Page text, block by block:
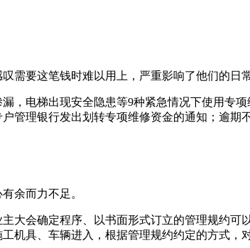
需要这笔钱时难以用上，严重影响了他们的日
，电梯出现安全隐患等9种紧急情况下使用专
管理银行发出划转专项维修资金的通知；逾期
余而力不足。
大会确定程序、以书面形式订立的管理规约
具、车辆进入，根据管理规约约定的方式，